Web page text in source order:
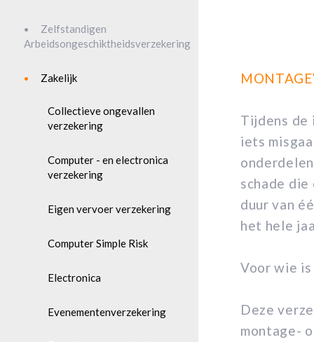
Zelfstandigen
Arbeidsongeschiktheidsverzekering
Zakelijk
Collectieve ongevallen
verzekering
Computer - en electronica
verzekering
Eigen vervoer verzekering
Computer Simple Risk
Electronica
Evenementenverzekering
Tijdens de
iets
schade
duur van
het hele
Voor wie
Deze
montage-